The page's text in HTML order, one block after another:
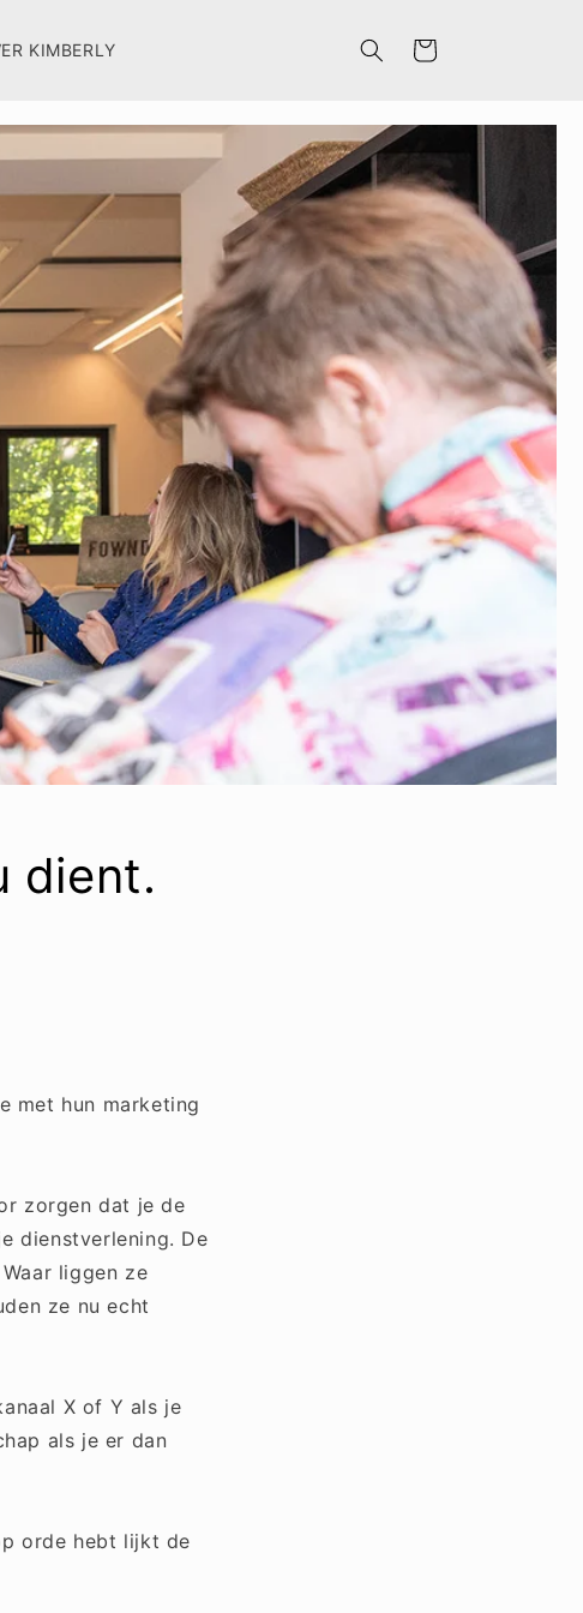
KIMBERLY Winkelwagen
dient.
met hun marketing
zorgen dat je de
dienstverlening. De
liggen ze
ze nu echt
X of Y als je
als je er dan
orde hebt lijkt de